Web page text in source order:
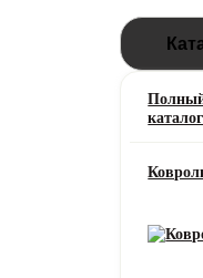
каталог